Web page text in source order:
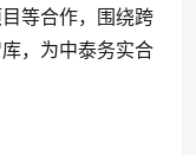
等合作，围绕跨
，为中泰务实合